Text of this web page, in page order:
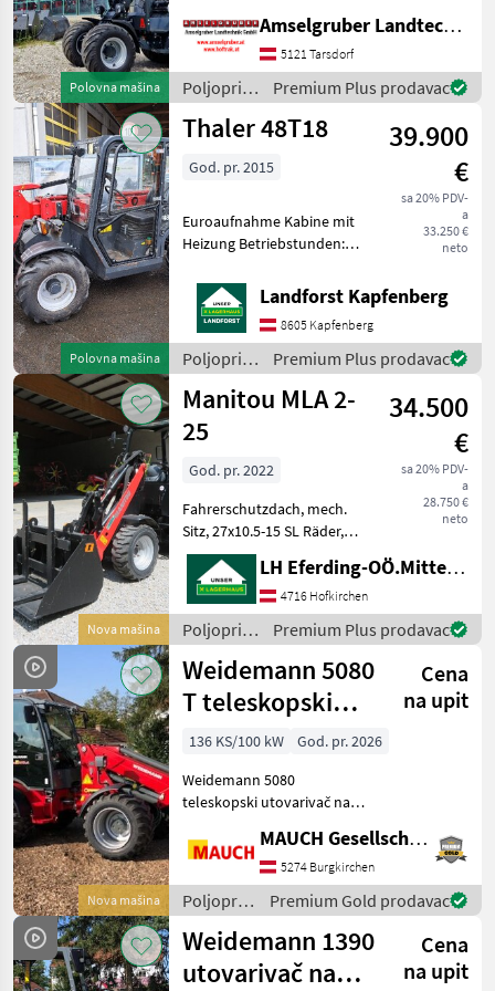
Polovna mašina
X27-50e Elektrohoflader
setzt neue Maßstäbe am
Elektro-Hofladermarkt.
DIESE DATEN SOLLTEN SIE
Amselgruber Landtechnik GmbH
5121 Tarsdorf
Poljoprivredni
motorni
strojevi /
Premium Plus prodavac
Polovna mašina
Thaler 48T18
39.900
€
sa 20% PDV-
a
33.250 €
neto
God. pr. 2015
Euroaufnahme Kabine mit
Heizung Betriebstunden:
Um Ihnen unnötige
Wartezeiten oder
Wegstrecken zu ersparen,
bitten wir Sie um vorherige
Ko
Landforst Kapfenberg
8605 Kapfenberg
Poljoprivredni
motorni
strojevi /
Thaler
Premium Plus prodavac
Nova mašina
Manitou MLA 2-
25
34.500
€
sa 20% PDV-
a
28.750 €
neto
God. pr. 2022
Fahrerschutzdach, mech.
Sitz, 27x10.5-15 SL Räder,
Hackenaufnahme,
Proportionale
Zusatzhydraulik Joystick, 4
LED Scheinwerfer, 180h ---
Werkzeuge optional
Dodatak
LH Eferding-OÖ.Mitte, Landtechnik Hofkirchen
4716 Hofkirchen
Poljoprivredni
motorni
strojevi /
Manitou
Premium Plus prodavac
Nova mašina
Weidemann 5080
T teleskopski
utovarivač na
kotačima
Cena
na upit
136 KS/100 kW
God. pr. 2026
Weidemann 5080
teleskopski utovarivač na
Perkins motorom,
hidrostatskim pogonom na
sve kotače, 100%-tnom
blokadom diferencijala,
plivajućim
MAUCH Gesellschaft m.b.H. & Co.KG
5274 Burgkirchen
Poljoprivredni
motorni
strojevi /
Weidemann
Premium Gold prodavac
Weidemann 1390
utovarivač na
Cena
na upit